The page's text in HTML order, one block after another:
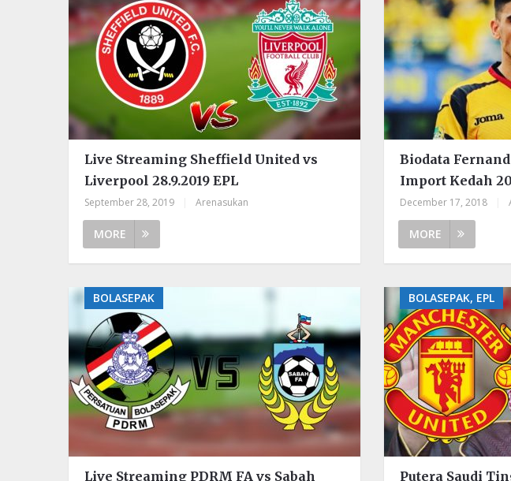
Live Streaming Sheffield United vs
Liverpool 28.9.2019 EPL
September 28, 2019 Arenasukan
MORE
Biodata
Import Kedah
December 17, 2018
MORE
BOLASEPAK
Live Streaming PDRM FA vs Sabah
BOLASEPAK, EPL
Putera Saudi